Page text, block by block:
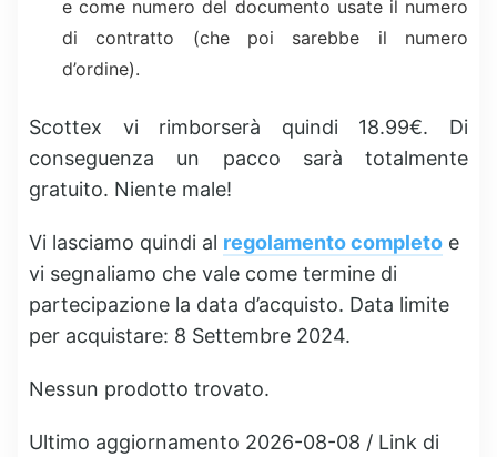
e come numero del documento usate il numero
di contratto (che poi sarebbe il numero
d’ordine).
Scottex vi rimborserà quindi 18.99€. Di
conseguenza un pacco sarà totalmente
gratuito. Niente male!
Vi lasciamo quindi al regolamento completo e
vi segnaliamo che vale come termine di
partecipazione la data d’acquisto. Data limite
per acquistare: 8 Settembre 2024.
Nessun prodotto trovato.
Ultimo aggiornamento 2026-08-08 / Link di